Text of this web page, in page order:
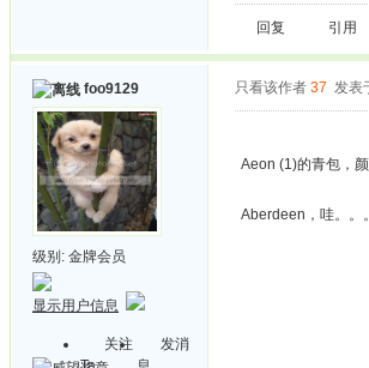
回复 引用
foo9129
级别: 金牌会员
显示用户信息
关注
发消
只看该作者 37 发表
Aeon (1)的青包，
Aberdeen，哇。。